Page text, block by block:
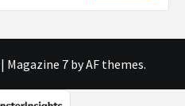
| Magazine 7 by AF themes.